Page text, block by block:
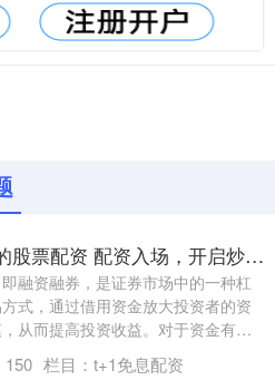
正规的股票配资 配资入场，开启炒股财富之路
融资融券，是证券市场中的一种杠
式，通过借用资金放大投资者的资
从而提高投资收益。对于资金有限
150 栏目： t+1免息配资